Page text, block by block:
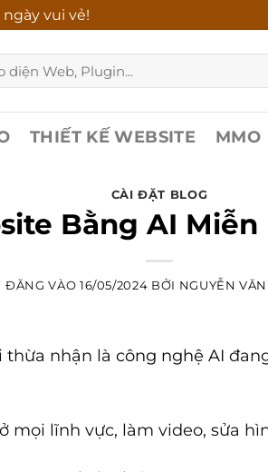
vui vẻ!
THIẾT KẾ WEBSITE MMO
CÀI ĐẶT BLOG
Bằng AI
ĐĂNG VÀO 16/05/2024 BỞI NGUYỄN
thừa nhận là công nghệ AI
mọi lĩnh vực, làm video, sửa